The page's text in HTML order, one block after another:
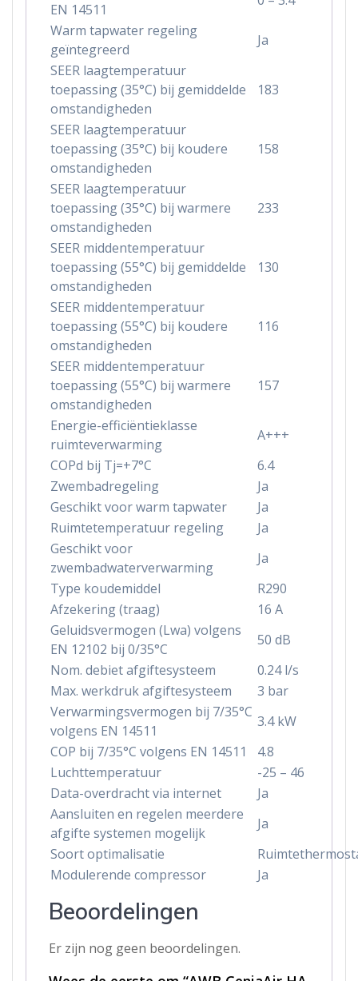
EN 14511
Warm tapwater regeling
geïntegreerd
Ja
SEER laagtemperatuur
toepassing (35°C) bij gemiddelde
omstandigheden
183
SEER laagtemperatuur
toepassing (35°C) bij koudere
omstandigheden
158
SEER laagtemperatuur
toepassing (35°C) bij warmere
omstandigheden
233
SEER middentemperatuur
toepassing (55°C) bij gemiddelde
omstandigheden
130
SEER middentemperatuur
toepassing (55°C) bij koudere
omstandigheden
116
SEER middentemperatuur
toepassing (55°C) bij warmere
omstandigheden
157
Energie-efficiëntieklasse
ruimteverwarming
A+++
COPd bij Tj=+7°C
6.4
Zwembadregeling
Ja
Geschikt voor warm tapwater
Ja
Ruimtetemperatuur regeling
Ja
Geschikt voor
zwembadwaterverwarming
Ja
Type koudemiddel
R290
Afzekering (traag)
16 A
Geluidsvermogen (Lwa) volgens
EN 12102 bij 0/35°C
50 dB
Nom. debiet afgiftesysteem
0.24 l/s
Max. werkdruk afgiftesysteem
3 bar
Verwarmingsvermogen bij 7/35°C
volgens EN 14511
3.4 kW
COP bij 7/35°C volgens EN 14511
4.8
Luchttemperatuur
-25 – 46
Data-overdracht via internet
Ja
Aansluiten en regelen meerdere
afgifte systemen mogelijk
Ja
Soort optimalisatie
Modulerende compressor
Ja
Beoordelingen
Er zijn nog geen beoordelingen.